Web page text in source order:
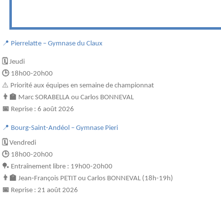
📍 Pierrelatte – Gymnase du Claux
🗓️ Jeudi
🕒 18h00-20h00
⚠️ Priorité aux équipes en semaine de championnat
👨‍🏫 Marc SORABELLA ou Carlos BONNEVAL
📅 Reprise : 6 août 2026
📍 Bourg-Saint-Andéol – Gymnase Pieri
🗓️ Vendredi
🕒 18h00-20h00
🏓 Entraînement libre : 19h00-20h00
👨‍🏫 Jean‑François PETIT ou Carlos BONNEVAL (18h-19h)
📅 Reprise : 21 août 2026